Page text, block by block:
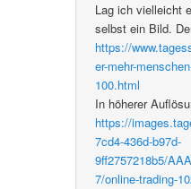
Lag ich vielleicht
selbst ein Bild.
https://
er-mehr-
100.html
In höherer
https://
7cd4-436d-b97d-
9ff2757218b5/
7/online-trading-